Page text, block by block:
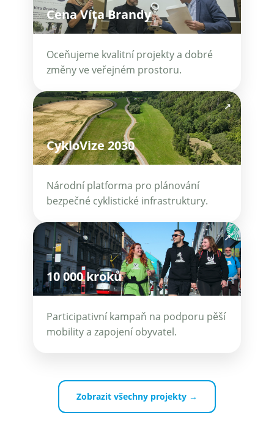
Cena Víta Brandy
Oceňujeme kvalitní projekty a dobré
změny ve veřejném prostoru.
↗
CykloVize 2030
Národní platforma pro plánování
bezpečné cyklistické infrastruktury.
↗
10 000 kroků
Participativní kampaň na podporu pěší
mobility a zapojení obyvatel.
Zobrazit všechny projekty →